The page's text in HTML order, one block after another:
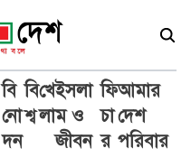
বি
নো
দন
বি
শ্ব
খে
লা
ইসলা
ম ও
জীবন
ফি
চা
র
আমার
দেশ
পরিবার